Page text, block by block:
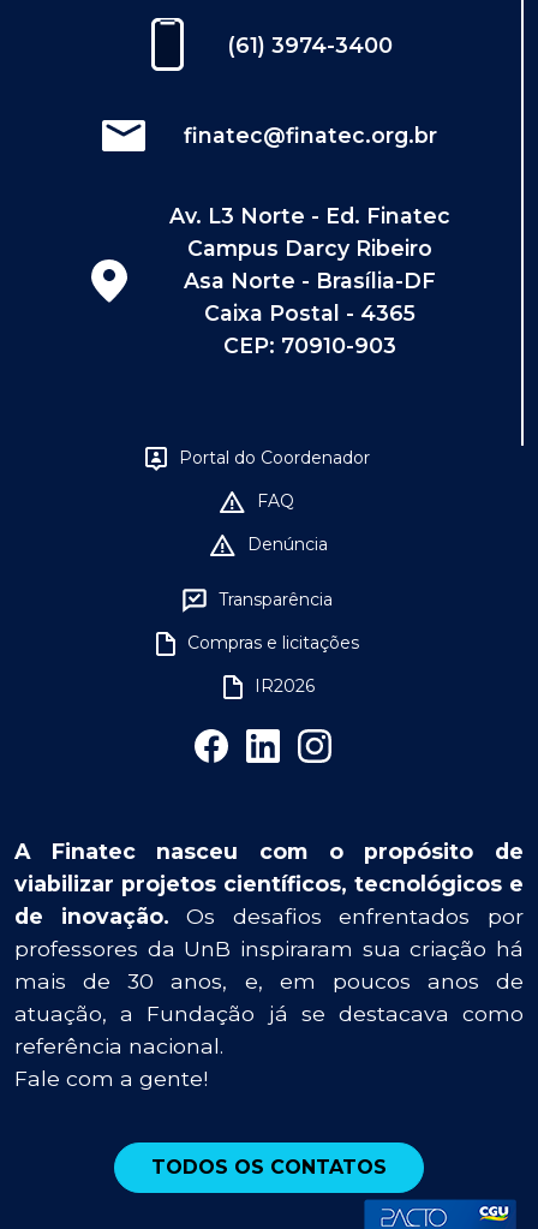
(61) 3974-3400
finatec@finatec.org.br
Av. L3 Norte - Ed. Finatec
Campus Darcy Ribeiro
Asa Norte - Brasília-DF
Caixa Postal - 4365
CEP: 70910-903
Portal do Coordenador
FAQ
Denúncia
Transparência
Compras e licitações
IR2026
A Finatec nasceu com o propósito de
viabilizar projetos científicos, tecnológicos e
de inovação. Os desafios enfrentados por
professores da UnB inspiraram sua criação há
mais de 30 anos, e, em poucos anos de
atuação, a Fundação já se destacava como
referência nacional.
Fale com a gente!
TODOS OS CONTATOS